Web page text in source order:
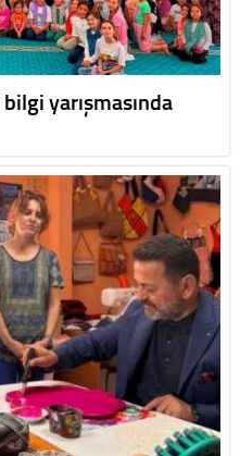
yarışmasında